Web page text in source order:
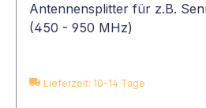
Antennensplitter für z.B.
(450 - 950 MHz)
Lieferzeit: 10-14 Tage